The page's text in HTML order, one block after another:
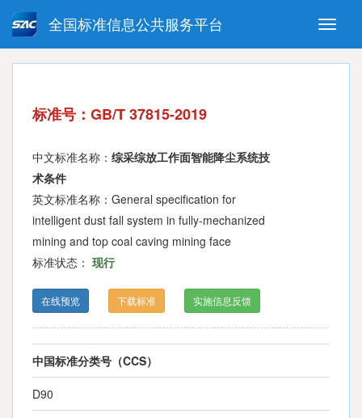
Toggle
全国标准信息公共服务平台
强制性国家标准 推荐性国家标准
指导性技术文件 (National standards in foreign
标准号：GB/T 37815-2019
中文标准名称： 综采综放工作面智能降尘系统技
术条件
英文标准名称：General specification for
intelligent dust fall system in fully-mechanized
mining and top coal caving mining face
标准状态： 现行
在线预览 下载标准 实施信息反馈
中国标准分类号（CCS）
D90